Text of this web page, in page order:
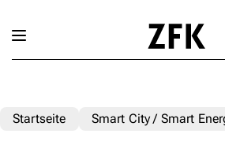
Startseite Smart City / Smart